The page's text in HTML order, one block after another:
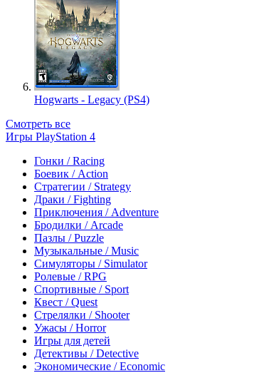
Hogwarts - Legacy (PS4)
Смотреть все
Игры PlayStation 4
Гонки / Racing
Боевик / Action
Стратегии / Strategy
Драки / Fighting
Приключения / Adventure
Бродилки / Arcade
Пазлы / Puzzle
Музыкальные / Music
Симуляторы / Simulator
Ролевые / RPG
Спортивные / Sport
Квест / Quest
Стрелялки / Shooter
Ужасы / Horror
Игры для детей
Детективы / Detective
Экономические / Economic